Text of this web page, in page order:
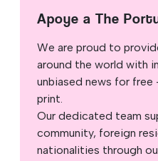
Apoye a The
We are proud to
around the world with
unbiased news for free
print.
Our dedicated team
community, foreign
nationalities through